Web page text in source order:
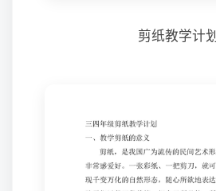
剪纸教学计划